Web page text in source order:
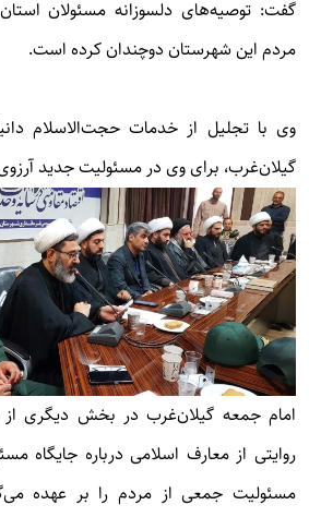
گفت: توصیه‌های دلسوزانه مسئولان
مردم این شهرستان دوچندان کرده است.
وی با تجلیل از خدمات حجت‌الاسلام
گیلان‌غرب، برای وی در مسئولیت جدید
امام جمعه گیلان‌غرب در بخش دیگری از
روایتی از معارف اسلامی درباره جایگاه
مسئولیت جمعی از مردم را بر عهده